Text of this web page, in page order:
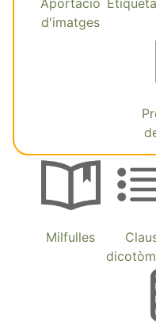
Aportació
d'imatges
Milfulles